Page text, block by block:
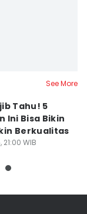
See More
Tahu! 5
Ini Bisa Bikin
Berkualitas
WIB